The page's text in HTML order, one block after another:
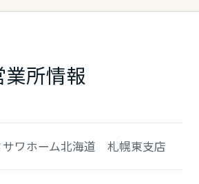
所情報
サワホーム北海道 札幌東支店